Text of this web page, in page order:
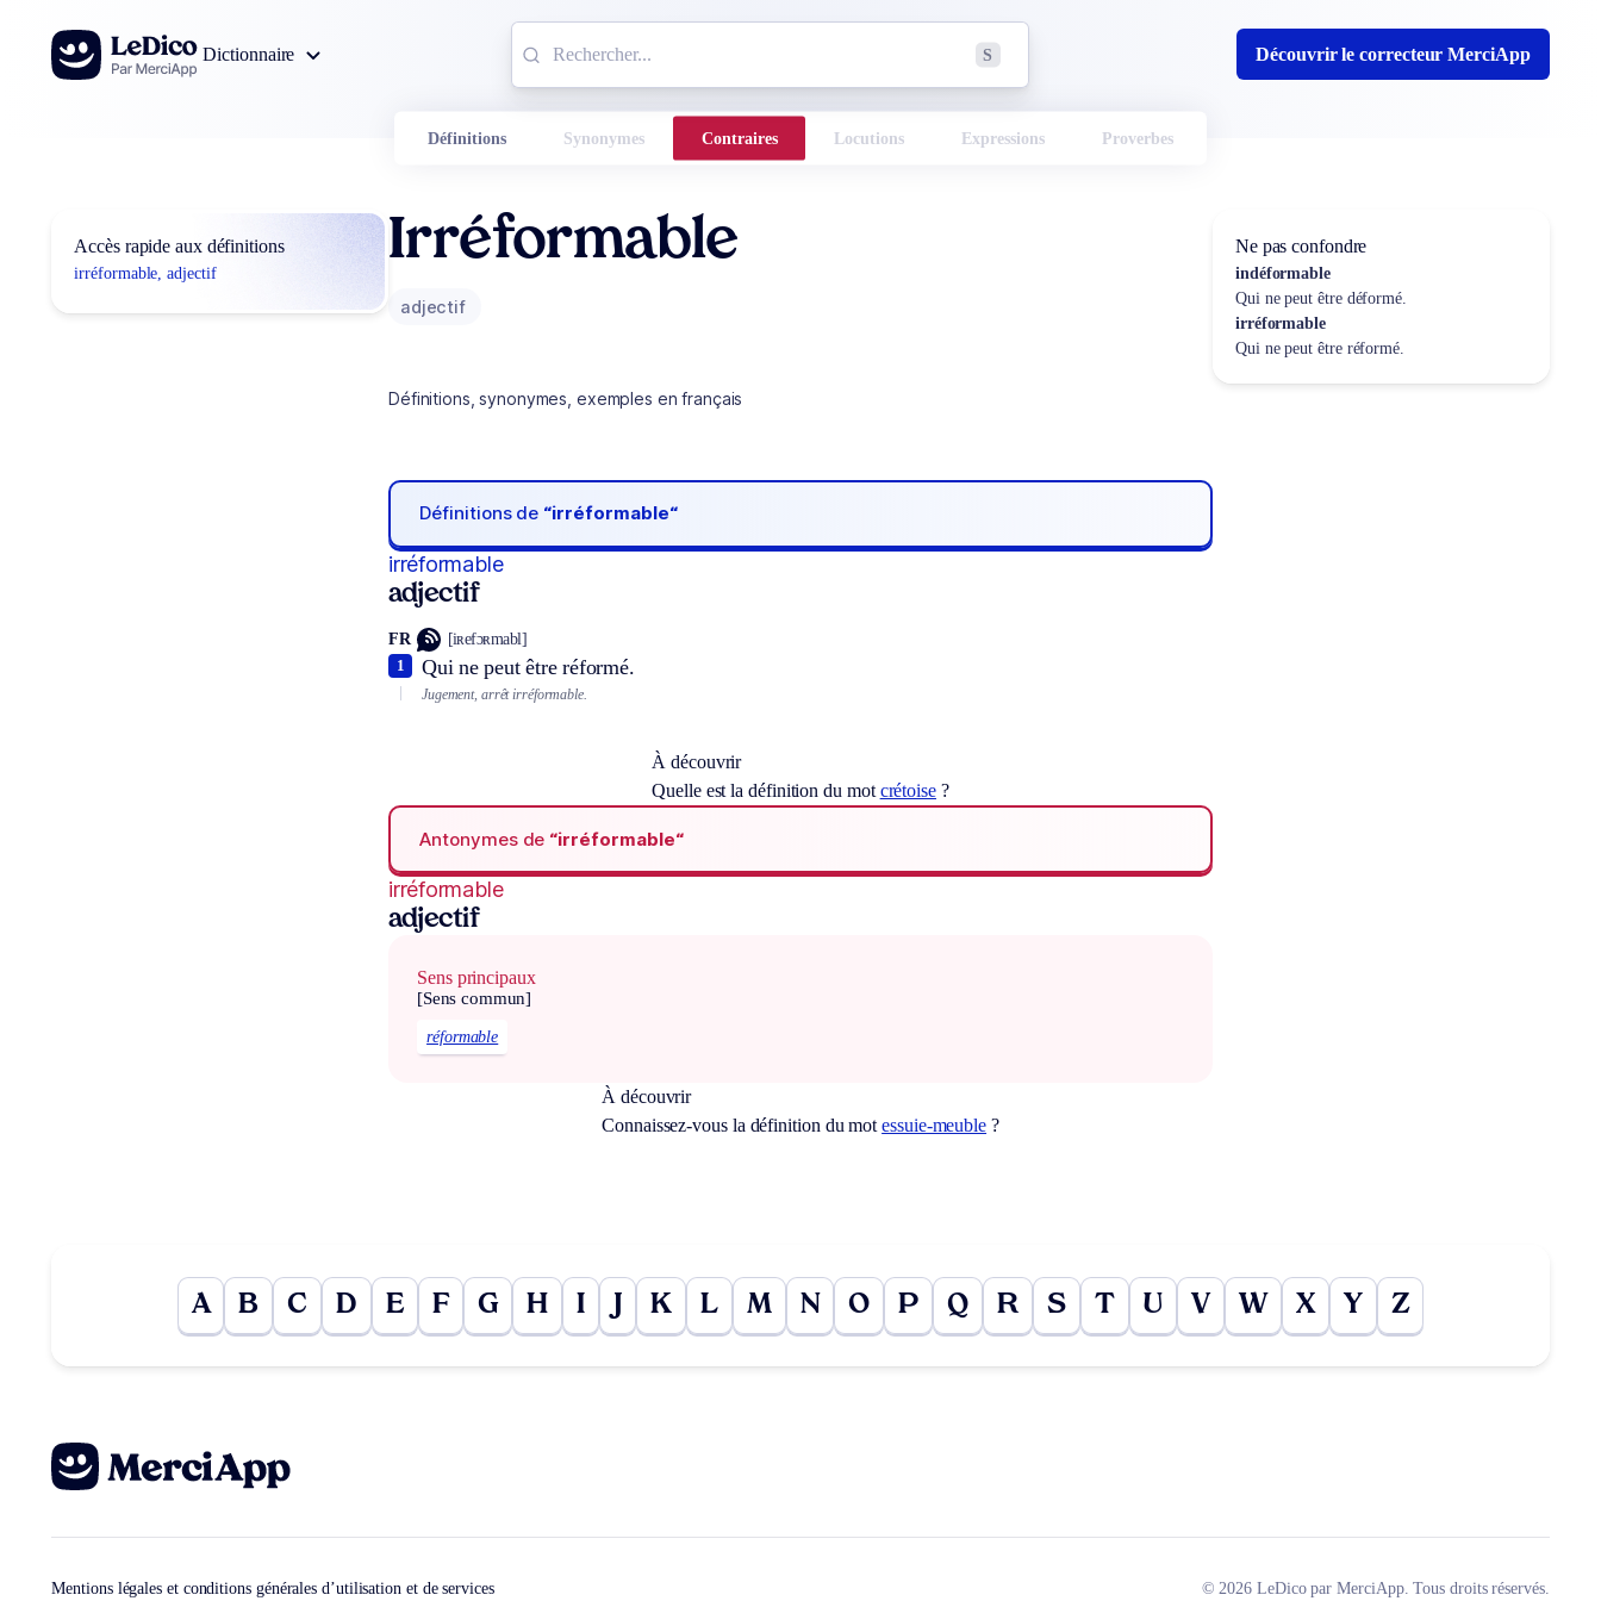
Aller au contenu
Dictionnaire
S Découvrir le correcteur MerciApp
Définitions Synonymes Contraires Locutions Expressions Proverbes
Accès rapide aux définitions
irréformable, adjectif
Irréformable
adjectif
Définitions, synonymes, exemples en français
Définitions de “irréformable“
irréformable
adjectif
FR [iʀefɔʀmabl]
Qui ne peut être réformé.
1
Jugement, arrêt irréformable.
À découvrir
Quelle est la définition du mot crétoise?
Antonymes de “irréformable“
irréformable
adjectif
Sens principaux
[Sens commun]
réformable
À découvrir
Connaissez-vous la définition du motessuie-meuble ?
Ne pas confondre
indéformable
Qui ne peut être déformé.
irréformable
Qui ne peut être réformé.
A B C D E F G H I J K L M N O P Q R S T U V W X Y Z
Mentions légales et conditions générales d’utilisation et de services © 2026 LeDico par MerciApp. Tous droits réservés.